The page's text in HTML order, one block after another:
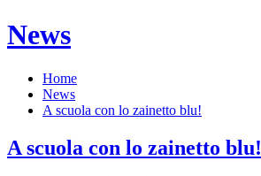
News
Home
News
A scuola con lo zainetto blu!
A scuola con lo zainetto blu!